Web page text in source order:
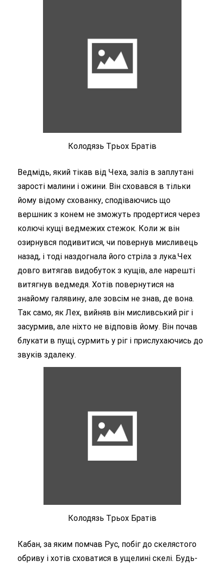
Колодязь Tрьох Братів
Ведмідь, який тікав від Чеха, заліз в заплутані
зарості малини і ожини. Він сховався в тільки
йому відому схованку, сподіваючись що
вершник з конем не зможуть продертися через
колючі кущі ведмежих стежок. Коли ж він
озирнувся подивитися, чи повернув мисливець
назад, і тоді наздогнала його стріла з лука.Чех
довго витягав видобуток з кущів, але нарешті
витягнув ведмедя. Хотів повернутися на
знайому галявину, але зовсім не знав, де вона.
Так само, як Лех, вийняв він мисливський ріг і
засурмив, але ніхто не відповів йому. Він почав
блукати в пущі, сурмить у ріг і прислухаючись до
звуків здалеку.
Колодязь Tрьох Братів
Кабан, за яким помчав Рус, побіг до скелястого
обриву і хотів сховатися в ущелині скелі. Будь-